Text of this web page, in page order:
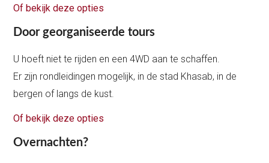
Of bekijk deze opties
Door georganiseerde tours
U hoeft niet te rijden en een 4WD aan te schaffen.
Er zijn rondleidingen mogelijk, in de stad Khasab, in de
bergen of langs de kust.
Of bekijk deze opties
Overnachten?